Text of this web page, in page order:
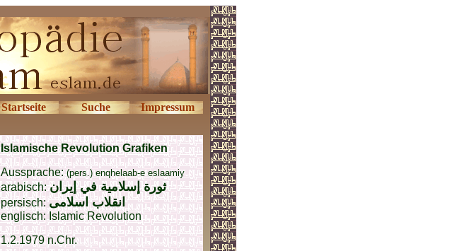
Startseite Suche Impressum
Islamische Revolution Grafiken
Aussprache:(pers.) enqhelaab-e eslaamiy
arabisch:ثورة إسلامية في إيران
persisch:انقلاب اسلامی
englisch: Islamic Revolution
1.2.1979 n.Chr.